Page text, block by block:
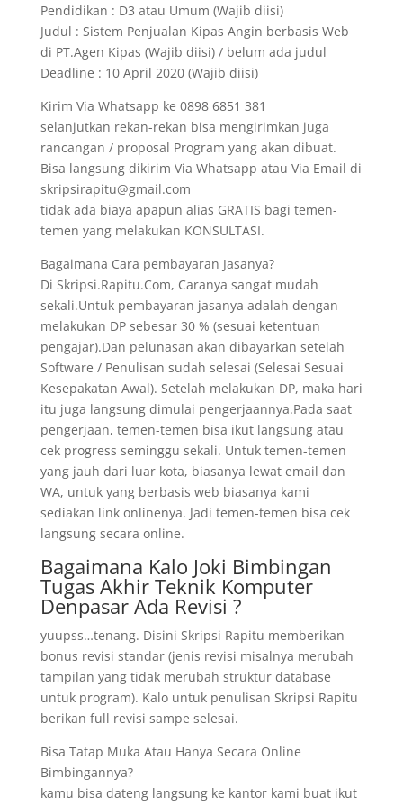
Pendidikan : D3 atau Umum (Wajib diisi)
Judul : Sistem Penjualan Kipas Angin berbasis Web
di PT.Agen Kipas (Wajib diisi) / belum ada judul
Deadline : 10 April 2020 (Wajib diisi)
Kirim Via Whatsapp ke 0898 6851 381
selanjutkan rekan-rekan bisa mengirimkan juga
rancangan / proposal Program yang akan dibuat.
Bisa langsung dikirim Via Whatsapp atau Via Email di
skripsirapitu@gmail.com
tidak ada biaya apapun alias GRATIS bagi temen-
temen yang melakukan KONSULTASI.
Bagaimana Cara pembayaran Jasanya?
Di Skripsi.Rapitu.Com, Caranya sangat mudah
sekali.Untuk pembayaran jasanya adalah dengan
melakukan DP sebesar 30 % (sesuai ketentuan
pengajar).Dan pelunasan akan dibayarkan setelah
Software / Penulisan sudah selesai (Selesai Sesuai
Kesepakatan Awal). Setelah melakukan DP, maka hari
itu juga langsung dimulai pengerjaannya.Pada saat
pengerjaan, temen-temen bisa ikut langsung atau
cek progress seminggu sekali. Untuk temen-temen
yang jauh dari luar kota, biasanya lewat email dan
WA, untuk yang berbasis web biasanya kami
sediakan link onlinenya. Jadi temen-temen bisa cek
langsung secara online.
Bagaimana Kalo Joki Bimbingan
Tugas Akhir Teknik Komputer
Denpasar Ada Revisi ?
yuupss…tenang. Disini Skripsi Rapitu memberikan
bonus revisi standar (jenis revisi misalnya merubah
tampilan yang tidak merubah struktur database
untuk program). Kalo untuk penulisan Skripsi Rapitu
berikan full revisi sampe selesai.
Bisa Tatap Muka Atau Hanya Secara Online
Bimbingannya?
kamu bisa dateng langsung ke kantor kami buat ikut